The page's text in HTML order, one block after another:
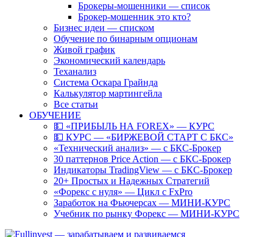
Брокеры-мошенники — список
Брокер-мошенник это кто?
Бизнес идеи — списком
Обучение по бинарным опционам
Живой график
Экономический календарь
Теханализ
Система Оскара Грайнда
Калькулятор мартингейла
Все статьи
ОБУЧЕНИЕ
💵 «ПРИБЫЛЬ НА FOREX» — КУРС
💵 КУРС — «БИРЖЕВОЙ СТАРТ С БКС»
«Технический анализ» — с БКС-Брокер
30 паттернов Price Action — с БКС-Брокер
Индикаторы TradingView — с БКС-Брокер
20+ Простых и Надежных Стратегий
«Форекс с нуля» — Цикл с FxPro
Заработок на Фьючерсах — МИНИ-КУРС
Учебник по рынку Форекс — МИНИ-КУРС